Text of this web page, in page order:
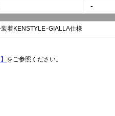
-
着KENSTYLE･GIALLA仕様
をご参照ください。